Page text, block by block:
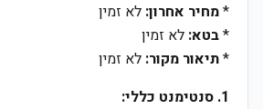
*מחיר אחרון: לא זמין
*בטא: לא זמין
*תיאור מקור: לא זמין
1. סנטימנט כללי: